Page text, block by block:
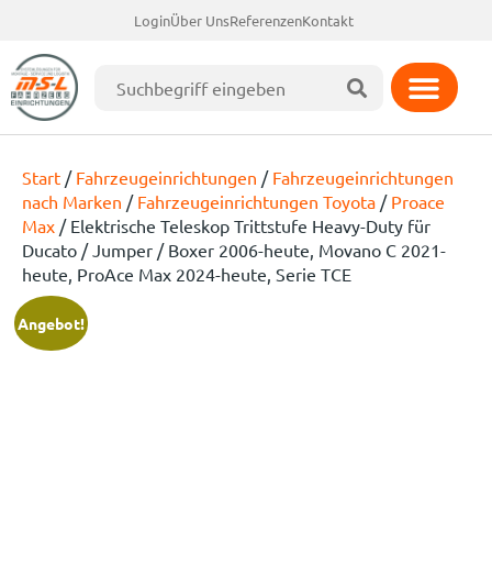
LoginÜber UnsReferenzenKontakt
Start / Fahrzeugeinrichtungen / Fahrzeugeinrichtungen
nach Marken / Fahrzeugeinrichtungen Toyota / Proace
Max / Elektrische Teleskop Trittstufe Heavy-Duty für
Ducato / Jumper / Boxer 2006-heute, Movano C 2021-
heute, ProAce Max 2024-heute, Serie TCE
Angebot!